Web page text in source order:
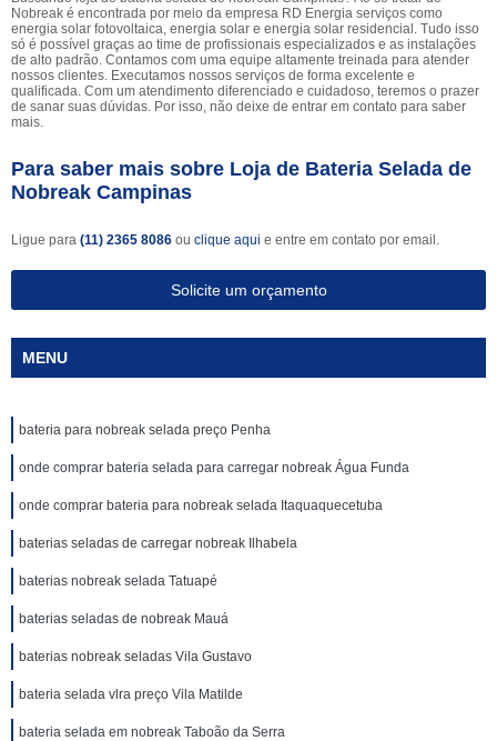
Nobreak é encontrada por meio da empresa RD Energia serviços como
energia solar fotovoltaica, energia solar e energia solar residencial. Tudo isso
só é possível graças ao time de profissionais especializados e as instalações
de alto padrão. Contamos com uma equipe altamente treinada para atender
nossos clientes. Executamos nossos serviços de forma excelente e
qualificada. Com um atendimento diferenciado e cuidadoso, teremos o prazer
de sanar suas dúvidas. Por isso, não deixe de entrar em contato para saber
mais.
Para saber mais sobre Loja de Bateria Selada de
Nobreak Campinas
Ligue para (11) 2365 8086 ou clique aqui e entre em contato por email.
Solicite um orçamento
MENU
bateria para nobreak selada preço Penha
onde comprar bateria selada para carregar nobreak Água Funda
onde comprar bateria para nobreak selada Itaquaquecetuba
baterias seladas de carregar nobreak Ilhabela
baterias nobreak selada Tatuapé
baterias seladas de nobreak Mauá
baterias nobreak seladas Vila Gustavo
bateria selada vlra preço Vila Matilde
bateria selada em nobreak Taboão da Serra